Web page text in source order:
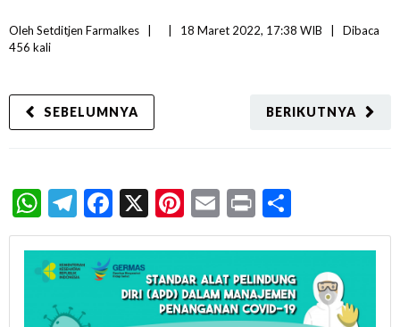
Oleh Setditjen Farmalkes 18 Maret 2022, 17:38 WIB
Dibaca
456 kali
BERIKUTNYA
SEBELUMNYA
WhatsApp
Telegram
Facebook
X Pinterest
Email
Print